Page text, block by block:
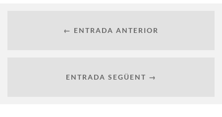
← ENTRADA ANTERIOR
ENTRADA SEGÜENT →